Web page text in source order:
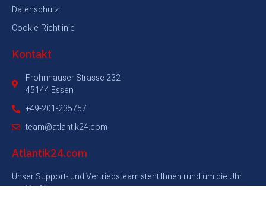
Datenschutz
Cookie-Richtlinie
Kontakt
Frohnhauser Strasse 232
45144 Essen
+49-201-235757
team@atlantik24.com
Atlantik24.com
Unser Support- und Vertriebsteam steht Ihnen rund um die Uhr
zur Verfügung.